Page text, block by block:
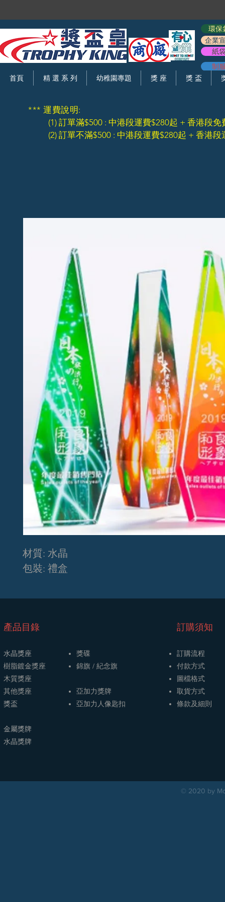
首頁 精 選 系 列 幼稚園專題 獎 座 獎 盃
環保
企業
紙
制
*** 運費說明:
(1) 訂單滿$500 : 中港段運費$280起 + 香港段免
(2) 訂單不滿$500 : 中港段運費$280起 + 香港段
材質: 水晶
包裝: 禮盒
​產品目錄
水晶獎座
樹脂鍍金獎座
木質獎座
其他獎座
獎盃
金屬獎牌
​水晶獎牌
獎碟
​​錦旗 / 紀念旗
亞加力獎牌
​亞加力人像匙扣
訂購須知
訂購流程
​付款方式
圖檔格式
取貨方式
條款及細則
© 2020 by